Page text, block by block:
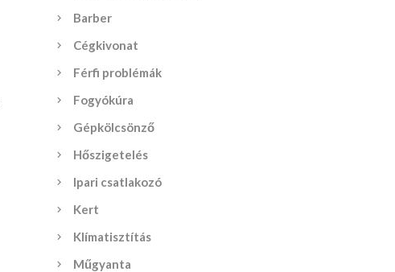
Barber
Cégkivonat
Férfi problémák
Fogyókúra
Gépkölcsönző
Hőszigetelés
Ipari csatlakozó
Kert
Klímatisztítás
Műgyanta